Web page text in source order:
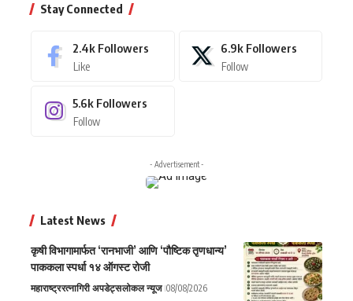
Stay Connected
2.4k Followers
Like
6.9k Followers
Follow
5.6k Followers
Follow
- Advertisement -
Latest News
कृषी विभागामार्फत ‘रानभाजी’ आणि ‘पौष्टिक तृणधान्य’
पाककला स्पर्धा १४ ऑगस्ट रोजी
महाराष्ट्ररत्नागिरी अपडेट्सलोकल न्यूज 08/08/2026